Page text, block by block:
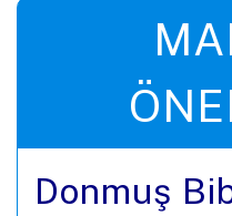
Donmuş
Menüye zıpla